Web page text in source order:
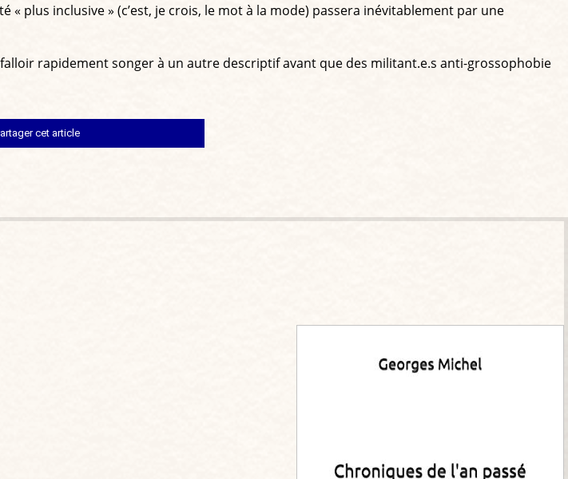
plus inclusive » (c’est, je crois, le mot à la mode) passera inévitablement par une
rapidement songer à un autre descriptif avant que des militant.e.s anti-grossophobie
cet article